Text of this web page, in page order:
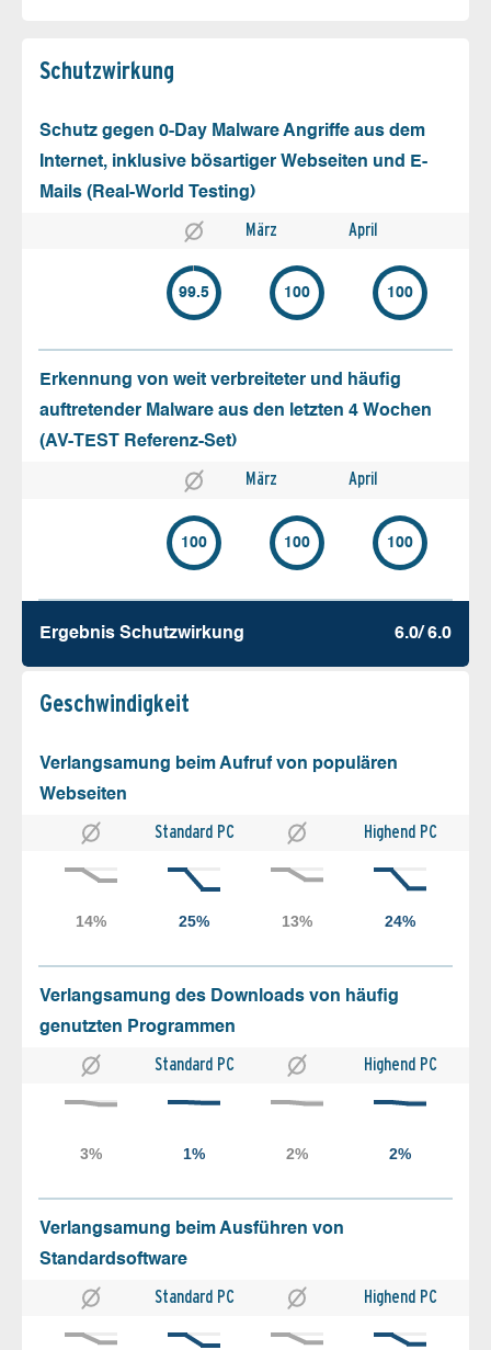
Schutz­wirkung
Schutz gegen 0-Day Malware Angriffe aus dem
Internet, inklusive bösartiger Webseiten und E-
Mails (Real-World Testing)
März April
99.5 100 100
Erkennung von weit verbreiteter und häufig
auftretender Malware aus den letzten 4 Wochen
(AV-TEST Referenz-Set)
März April
100 100 100
Ergebnis Schutz­wirkung 6.0/ 6.0
Geschw­indigkeit
Verlangsamung beim Aufruf von populären
Webseiten
Standard PC Highend PC
Verlangsamung des Downloads von häufig
genutzten Programmen
Standard PC Highend PC
Verlangsamung beim Ausführen von
Standardsoftware
Standard PC Highend PC